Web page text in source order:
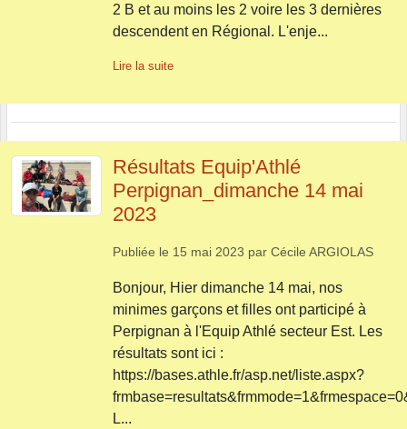
2 B et au moins les 2 voire les 3 dernières
descendent en Régional. L'enje...
Lire la suite
Résultats Equip'Athlé
Perpignan_dimanche 14 mai
2023
Publiée le 15 mai 2023 par Cécile ARGIOLAS
Bonjour, Hier dimanche 14 mai, nos
minimes garçons et filles ont participé à
Perpignan à l'Equip Athlé secteur Est. Les
résultats sont ici :
https://bases.athle.fr/asp.net/liste.aspx?
L...